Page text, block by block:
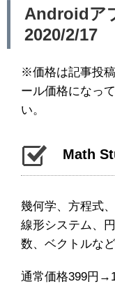
Androidア
2020/2/17
※価格は記事投
ール価格になっ
い。
Math
幾何学、方程式
線形システム、
数、ベクトルな
通常価格399円